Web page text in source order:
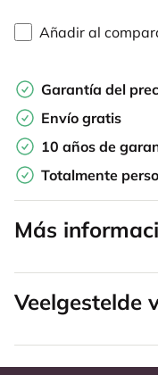
Añadir al
Garantía del
Envío gratis
10 años de
Totalmente
Más
Veelgestelde